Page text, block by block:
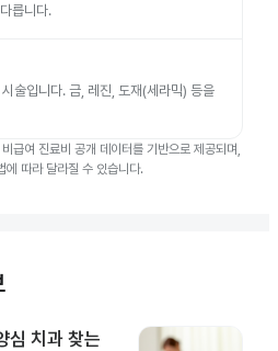
릅니다.
술입니다. 금, 레진, 도재(세라믹) 등을
급여 진료비 공개 데이터를 기반으로 제공되며,
에 따라 달라질 수 있습니다.
심 치과 찾는